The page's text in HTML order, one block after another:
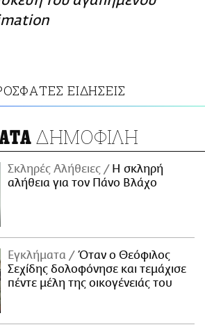
ΕΙΔΗΣΕΙΣ
ΔΗΜΟΦΙΛΗ
Σκληρές Αλήθειες
H σκληρή
αλήθεια για τον Πάνο Βλάχο
Εγκλήματα
Όταν ο Θεόφιλος
Σεχίδης δολοφόνησε και τεμάχισε
πέντε μέλη της οικογένειάς του